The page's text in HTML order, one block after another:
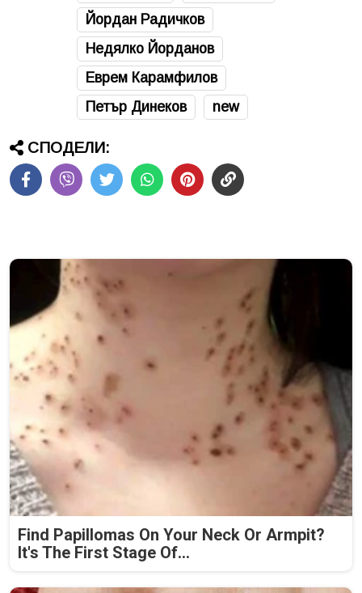
Йордан Радичков
Недялко Йорданов
Еврем Карамфилов
Петър Динеков
new
СПОДЕЛИ:
Find Papillomas On Your Neck Or Armpit?
It's The First Stage Of...